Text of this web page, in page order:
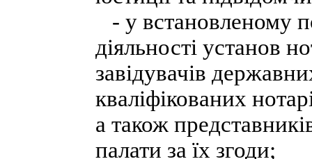
- у встановленому
діяльності установ
завідувачів
кваліфікованих
а також
палати за їх згоди;